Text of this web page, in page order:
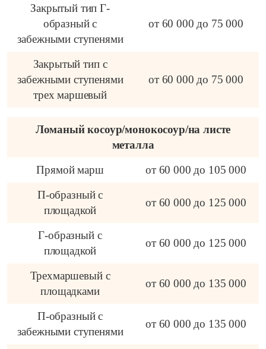
Закрытый тип Г-
образный с
забежными ступенями
от 60 000 до 75 000
Закрытый тип с
забежными ступенями
трех маршевый
от 60 000 до 75 000
Ломаный косоур/монокосоур/на листе
металла
Прямой марш
от 60 000 до 105 000
П-образный с
площадкой
от 60 000 до 125 000
Г-образный с
площадкой
от 60 000 до 125 000
Трехмаршевый с
площадками
от 60 000 до 135 000
П-образный с
забежными ступенями
от 60 000 до 135 000